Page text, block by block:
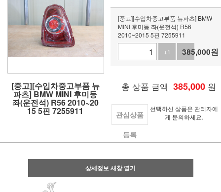
[중고][수입차중고부품 뉴
파츠] BMW MINI 후미등
좌(운전석) R56 2010~20
15 5핀 7255911
[중고][수입차중고부품 뉴파츠] BMW
MINI 후미등 좌(운전석) R56
2010~2015 5핀 7255911
+1
-1
385,000원
총 상품 금액 385,000 원
관심상품
등록
선택하신 상품은 관리자에
게 문의하세요.
상세정보 새창 열기